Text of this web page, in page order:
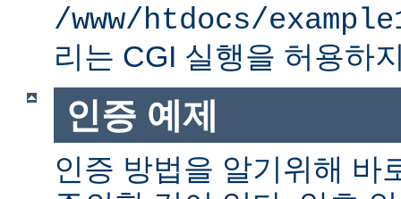
/www/htdocs/
리는 CGI 실행을 허용하
인증 예제
인증 방법을 알기위해 바